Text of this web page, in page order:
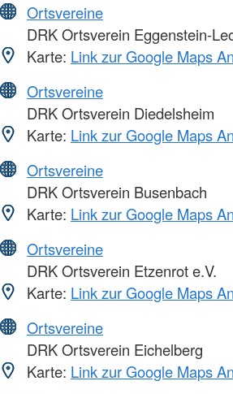
Ortsvereine
DRK Ortsverein Eggenstein-
Karte: Link zur Google Maps
Ortsvereine
DRK Ortsverein Diedelsheim
Karte: Link zur Google Maps
Ortsvereine
DRK Ortsverein Busenbach
Karte: Link zur Google Maps
Ortsvereine
DRK Ortsverein Etzenrot e.V.
Karte: Link zur Google Maps
Ortsvereine
DRK Ortsverein Eichelberg
Karte: Link zur Google Maps